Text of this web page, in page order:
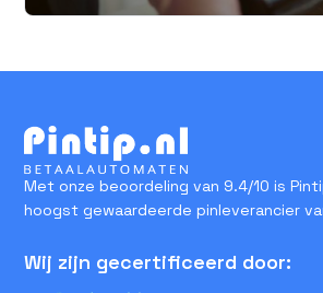
Met onze beoordeling van 9.4/10 is
hoogst gewaardeerde pinleverancier
Wij zijn gecertificeerd door: